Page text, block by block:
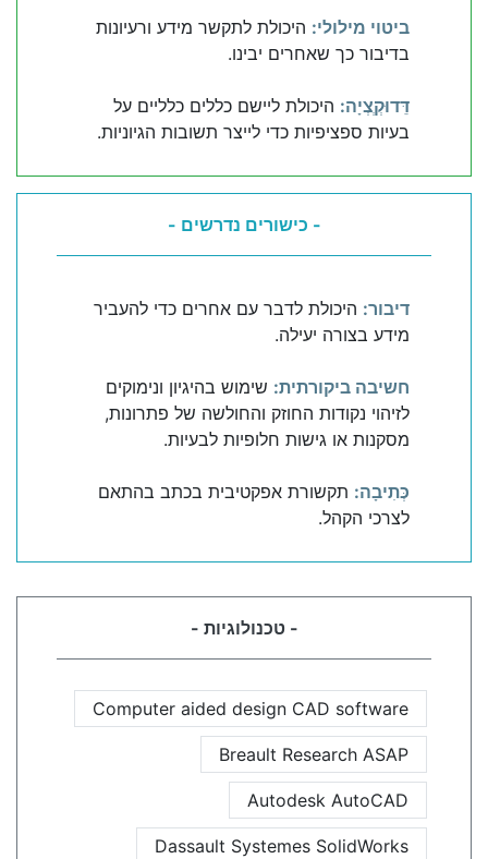
ביטוי מילולי: היכולת לתקשר מידע ורעיונות
בדיבור כך שאחרים יבינו.
דֵּדוּקְְצְיָה: היכולת ליישם כללים כלליים על
בעיות ספציפיות כדי לייצר תשובות הגיוניות.
- כישורים נדרשים -
דיבור: היכולת לדבר עם אחרים כדי להעביר
מידע בצורה יעילה.
חשיבה ביקורתית: שימוש בהיגיון ונימוקים
לזיהוי נקודות החוזק והחולשה של פתרונות,
מסקנות או גישות חלופיות לבעיות.
כְּתִיבָה: תקשורת אפקטיבית בכתב בהתאם
לצרכי הקהל.
- טכנולוגיות -
Computer aided design CAD software
Breault Research ASAP
Autodesk AutoCAD
Dassault Systemes SolidWorks